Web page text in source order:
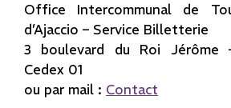
Office Intercommunal de
d’Ajaccio – Service Billetterie
3 boulevard du Roi Jérôme
Cedex 01
ou par mail : Contact